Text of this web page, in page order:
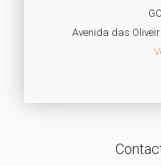
Avenida das